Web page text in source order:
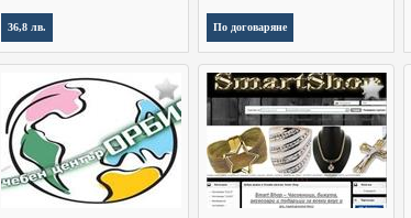
36,8 лв. По договаряне